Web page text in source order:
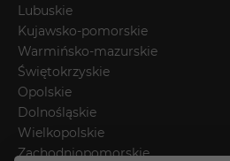
Lubuskie
Kujawsko-pomorskie
Warmińsko-mazurskie
Świętokrzyskie
Opolskie
Dolnośląskie
Wielkopolskie
Zachodniopomorskie